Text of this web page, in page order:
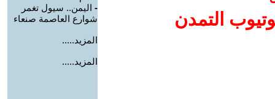
التمدن
- اليمن.. سيول تغمر
شوارع العاصمة صنعاء
المزيد.....
المزيد.....